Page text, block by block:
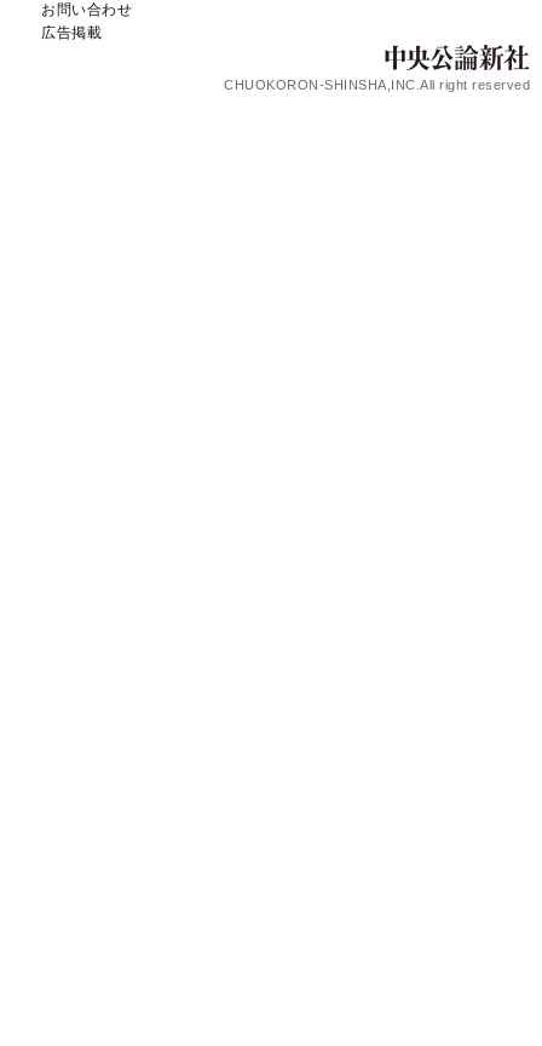
お問い合わせ
広告掲載
CHUOKORON-SHINSHA,INC.All right reserved